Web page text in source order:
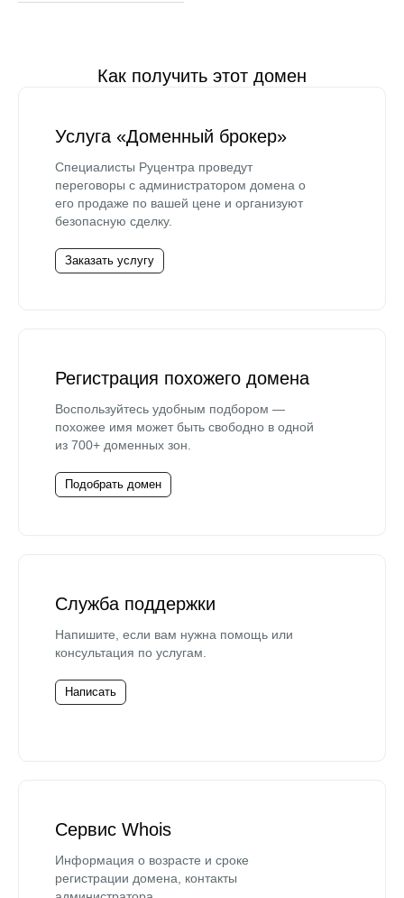
Как получить этот домен
Услуга «Доменный брокер»
Специалисты Руцентра проведут
переговоры с администратором домена о
его продаже по вашей цене и организуют
безопасную сделку.
Заказать услугу
Регистрация похожего домена
Воспользуйтесь удобным подбором —
похожее имя может быть свободно в одной
из 700+ доменных зон.
Подобрать домен
Служба поддержки
Напишите, если вам нужна помощь или
консультация по услугам.
Написать
Сервис Whois
Информация о возрасте и сроке
регистрации домена, контакты